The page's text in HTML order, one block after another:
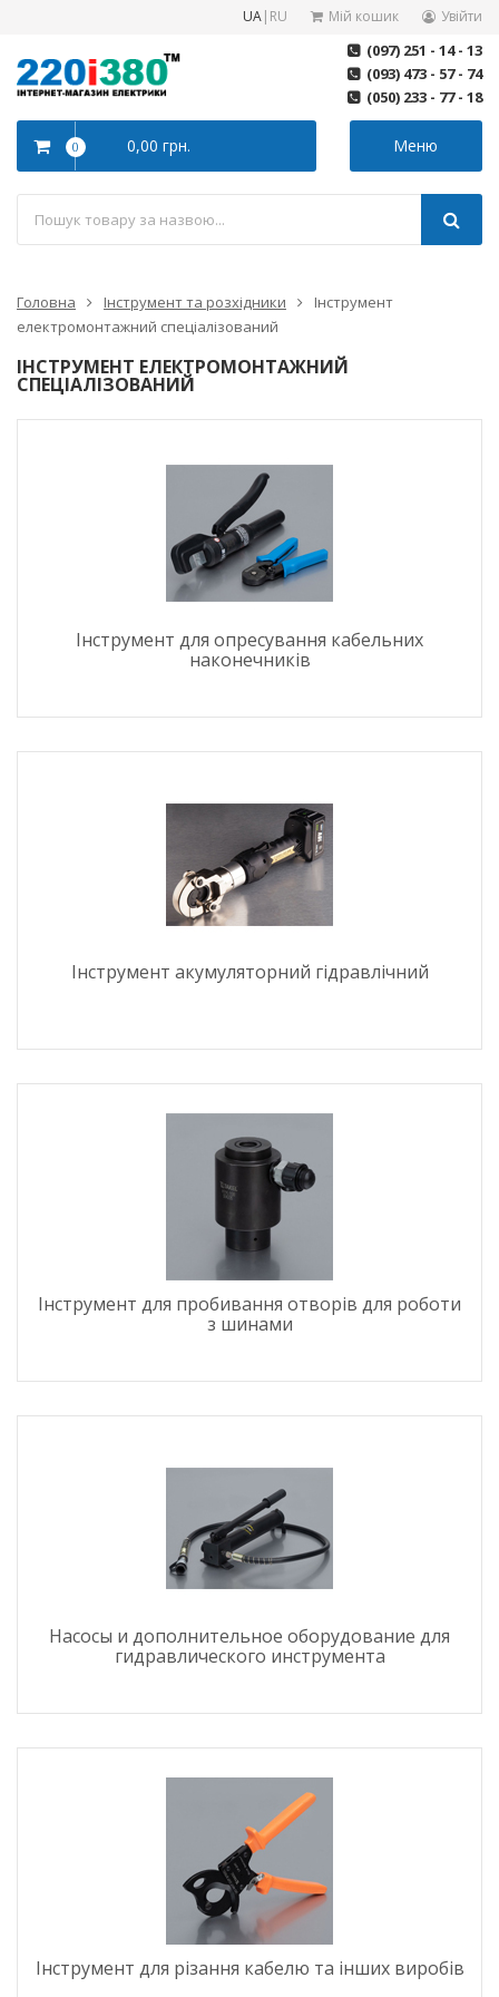
UA| RU Мій кошик Увійти
(097) 251 - 14 - 13
(093) 473 - 57 - 74
(050) 233 - 77 - 18
Меню
0 0,00 грн.
Головна Інструмент та розхідники
Інструмент
електромонтажний спеціалізований
ІНСТРУМЕНТ ЕЛЕКТРОМОНТАЖНИЙ
СПЕЦІАЛІЗОВАНИЙ
Інструмент для опресування кабельних
наконечників
Інструмент акумуляторний гідравлічний
Інструмент для пробивання отворів для роботи
з шинами
Насосы и дополнительное оборудование для
гидравлического инструмента
Інструмент для різання кабелю та інших виробів